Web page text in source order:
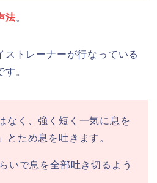
法。
ストレーナーが行なっている
。
なく、強く短く一気に息を
とため息を吐きます。
いで息を全部吐き切るよう